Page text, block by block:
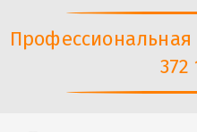
Профессиональная
372